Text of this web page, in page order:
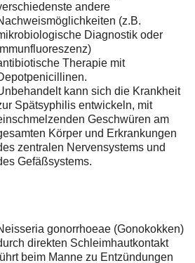
andere
(z.B.
Diagnostik oder
Immunfluoreszenz)
Therapie mit
kann sich die Krankheit
Spätsyphilis entwickeln, mit
Geschwüren am
Körper und Erkrankungen
zentralen Nervensystems und
Gefäßsystems.
gonorrhoeae (Gonokokken)
direkten Schleimhautkontakt
beim Manne zu Entzündungen